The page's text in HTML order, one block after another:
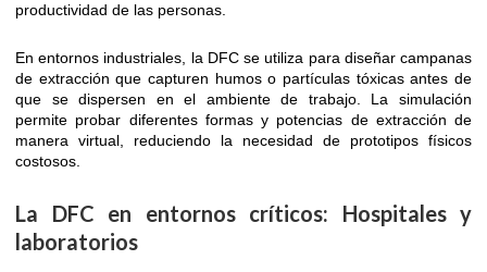
productividad de las personas.
En entornos industriales, la DFC se utiliza para diseñar campanas
de extracción que capturen humos o partículas tóxicas antes de
que se dispersen en el ambiente de trabajo. La simulación
permite probar diferentes formas y potencias de extracción de
manera virtual, reduciendo la necesidad de prototipos físicos
costosos.
La DFC en entornos críticos: Hospitales y
laboratorios